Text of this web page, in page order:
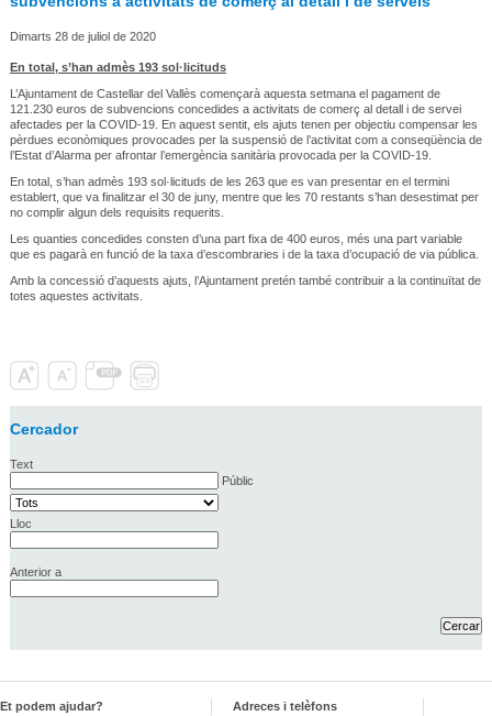
Dimarts 28 de juliol de 2020
En total, s’han admès 193 sol·licituds
L’Ajuntament de Castellar del Vallès començarà aquesta setmana el pagament de
121.230 euros de subvencions concedides a activitats de comerç al detall i de servei
afectades per la COVID-19. En aquest sentit, els ajuts tenen per objectiu compensar les
pèrdues econòmiques provocades per la suspensió de l’activitat com a conseqüència de
l’Estat d’Alarma per afrontar l’emergència sanitària provocada per la COVID-19.
En total, s’han admès 193 sol·licituds de les 263 que es van presentar en el termini
establert, que va finalitzar el 30 de juny, mentre que les 70 restants s’han desestimat per
no complir algun dels requisits requerits.
Les quanties concedides consten d’una part fixa de 400 euros, més una part variable
que es pagarà en funció de la taxa d’escombraries i de la taxa d’ocupació de via pública.
Amb la concessió d’aquests ajuts, l’Ajuntament pretén també contribuir a la continuïtat de
totes aquestes activitats.
Cercador
Text
Públic
Lloc
Anterior a
Et podem ajudar?
Adreces i telèfons